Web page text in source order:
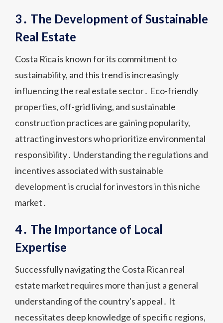
3․ The Development of Sustainable
Real Estate
Costa Rica is known for its commitment to
sustainability, and this trend is increasingly
influencing the real estate sector․ Eco-friendly
properties, off-grid living, and sustainable
construction practices are gaining popularity,
attracting investors who prioritize environmental
responsibility․ Understanding the regulations and
incentives associated with sustainable
development is crucial for investors in this niche
market․
4․ The Importance of Local
Expertise
Successfully navigating the Costa Rican real
estate market requires more than just a general
understanding of the country's appeal․ It
necessitates deep knowledge of specific regions,